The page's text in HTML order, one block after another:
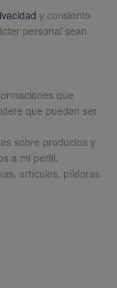
y consiento
personal sean
que
que puedan ser
sobre productos y
a mi perfil.
artículos, píldoras